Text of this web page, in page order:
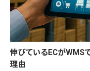
伸びているECがWMS
理由